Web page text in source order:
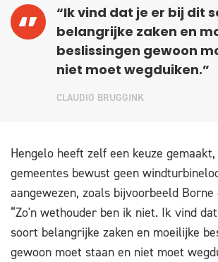
“Ik vind dat je er bij dit
belangrijke zaken en
beslissingen gewoon
niet moet wegduiken.”
CLAUDIO BRUGGINK
Hengelo heeft zelf een keuze
gemeentes bewust geen
aangewezen, zoals bijvoorbeeld Borne
“Zo'n wethouder ben ik niet. Ik vind
soort belangrijke zaken en moeilijke
gewoon moet staan en niet moet